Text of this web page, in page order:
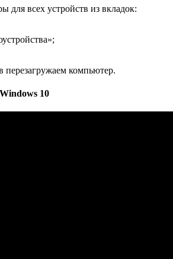
для всех устройств из вкладок:
перезагружаем компьютер.
10